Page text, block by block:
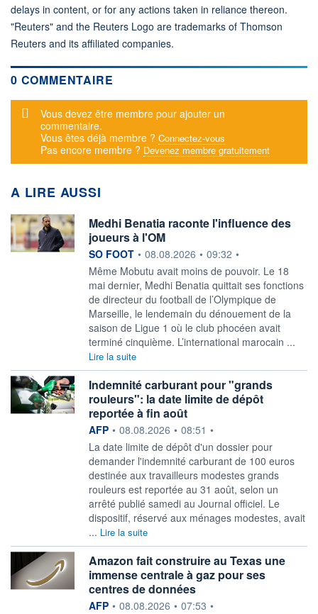
delays in content, or for any actions taken in reliance thereon.
"Reuters" and the Reuters Logo are trademarks of Thomson
Reuters and its affiliated companies.
0 COMMENTAIRE
Message d'alerte
Vous devez être membre pour ajouter un
commentaire.
Vous êtes déjà membre ? Connectez-vous
Pas encore membre ? Devenez membre gratuitement
A LIRE AUSSI
Medhi Benatia raconte l'influence des
joueurs à l'OM
information fournie par
SO FOOT • 08.08.2026 • 09:32 •
Même Mobutu avait moins de pouvoir. Le 18
mai dernier, Medhi Benatia quittait ses fonctions
de directeur du football de l’Olympique de
Marseille, le lendemain du dénouement de la
saison de Ligue 1 où le club phocéen avait
terminé cinquième. L’international marocain ...
Lire la suite
Indemnité carburant pour "grands
rouleurs": la date limite de dépôt
reportée à fin août
information fournie par
AFP • 08.08.2026 • 08:51 •
La date limite de dépôt d'un dossier pour
demander l'indemnité carburant de 100 euros
destinée aux travailleurs modestes grands
rouleurs est reportée au 31 août, selon un
arrêté publié samedi au Journal officiel. Le
dispositif, réservé aux ménages modestes, avait
... Lire la suite
Amazon fait construire au Texas une
immense centrale à gaz pour ses
centres de données
information fournie par
AFP • 08.08.2026 • 07:53 •